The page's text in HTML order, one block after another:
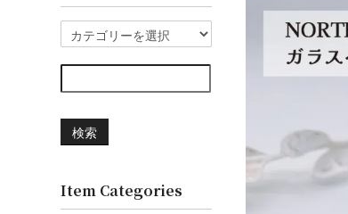
検索
Item Categories